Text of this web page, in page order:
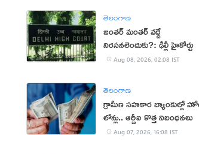
తెలంగాణ
జంతర్ మంతర్ వద్దే
నిరసనలెందుకు?: ఢిల్లీ హైకోర్టు
Aug 08, 2026, 02:08 IST
తెలంగాణ
గ్రామీణ సహకార బ్యాంకుల్లో
లోన్లు.. ఆర్బీఐ కొత్త నిబంధనలు
Aug 07, 2026, 16:08 IST